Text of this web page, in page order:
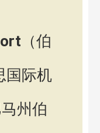
（伯
国际机
州伯